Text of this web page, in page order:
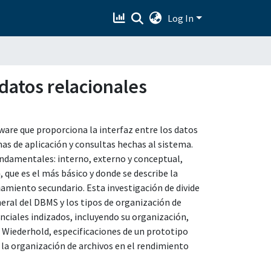
Log In
relacionales
que proporciona la interfaz entre los datos
de aplicación y consultas hechas al sistema.
interno, externo y conceptual,
es el más básico y donde se describe la
secundario. Esta investigación de divide
del DBMS y los tipos de organización de
indizados, incluyendo su organización,
especificaciones de un prototipo
organización de archivos en el rendimiento